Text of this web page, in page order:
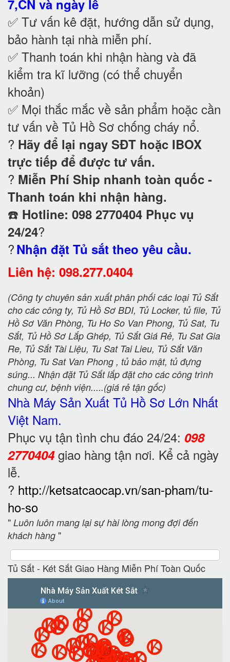
7,CN và ngày lễ
✅ Tư vấn kê đặt, hướng dẫn sử dụng,
bảo hành tại nhà miễn phí.
✅ Thanh toán khi nhận hàng và đã
kiểm tra kĩ lưỡng (có thể chuyển
khoản)
✅ Mọi thắc mắc về sản phẩm hoặc cần
tư vấn về Tủ Hồ Sơ chống cháy nổ.
? Hãy để lại ngay SĐT hoặc IBOX
trực tiếp để được tư vấn.
? Miễn Phí Ship nhanh toàn quốc -
Thanh toán khi nhận hàng.
☎️ Hotline: 098 2770404 Phục vụ
24/24?
?Nhận đặt Tủ sắt theo yêu cầu.
Liên hệ: 098.277.0404
(Công ty chuyên sản xuất phân phối các loại Tủ Sắt
cho các công ty, Tủ Hồ Sơ BDI, Tủ Locker, tủ file, Tủ
Hồ Sơ Văn Phòng, Tu Ho So Van Phong, Tủ Sat, Tu
Sắt, Tủ Hồ Sơ Lắp Ghép, Tủ Sắt Giá Rẻ, Tu Sat Gia
Re, Tủ Sắt Tài Liệu, Tu Sat Tai Lieu, Tủ Sắt Văn
Phòng, Tu Sat Van Phong , tủ bảo mật, tủ đựng
súng... Nhận đặt Tủ Sắt lắp đặt cho các công trình
chung cư, bệnh viện.....(giá rẻ tận gốc)
Nhà Máy Sản Xuất Tủ Hồ Sơ Lớn Nhất
Việt Nam.
Phục vụ tận tình chu đáo 24/24: 098
2770404giao hàng tận nơi. Kể cả ngày
lễ.
? http://ketsatcaocap.vn/san-pham/tu-
ho-so
" Luôn luôn mang lại sự hài lòng mong đợi đến
khách hàng "
Tủ Sắt - Két Sắt Giao Hàng Miễn Phí Toàn Quốc